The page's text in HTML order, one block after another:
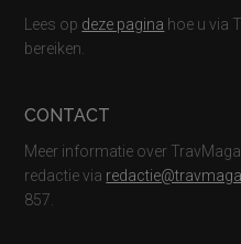
Lees op deze pagina hoe u via
bereiken.
CONTACT
Meer informatie over
redactie via
857.